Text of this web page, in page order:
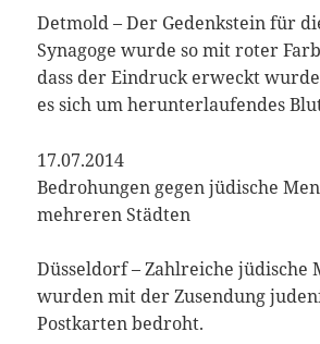
Detmold – Der Gedenkstein für
Synagoge wurde so mit roter
dass der Eindruck erweckt
es sich um herunterlaufendes
17.07.2014
Bedrohungen gegen jüdische
mehreren Städten
Düsseldorf – Zahlreiche jüdische
wurden mit der Zusendung
Postkarten bedroht.